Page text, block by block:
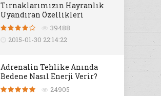
Tırnaklarımızın Hayranlık
Uyandıran Özellikleri
39488
2015-01-30 22:14:22
Adrenalin Tehlike Anında
Bedene Nasıl Enerji Verir?
24905